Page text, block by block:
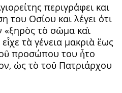
περιγράφει και
του Οσίου και λέγει ότι
«ξηρὸς τὸ σῶμα καὶ
τὰ γένεια μακριὰ ἕως
προσώπου του ἦτο
ὡς τὸ τοῦ Πατριάρχου